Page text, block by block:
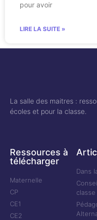
pour avoir
LIRE LA SUITE »
La salle des maitres :
écoles et pour la classe.
Ressources à
télécharger
Maternelle
CP
CE1
CE2
Dans
classe